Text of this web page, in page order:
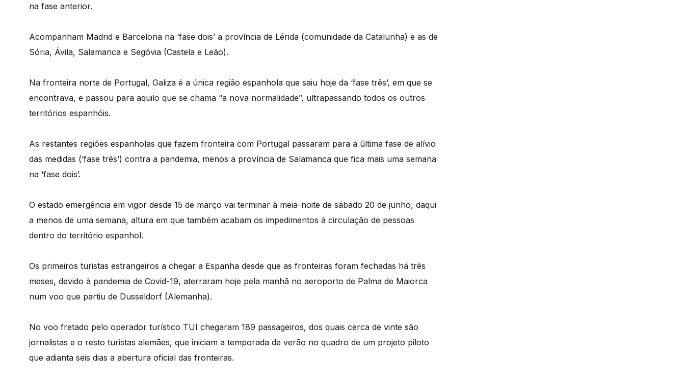
na fase anterior.
Acompanham Madrid e Barcelona na ‘fase dois’ a província de Lérida (comunidade da Catalunha) e as de
Sória, Ávila, Salamanca e Segóvia (Castela e Leão).
Na fronteira norte de Portugal, Galiza é a única região espanhola que saiu hoje da ‘fase três’, em que se
encontrava, e passou para aquilo que se chama “a nova normalidade”, ultrapassando todos os outros
territórios espanhóis.
As restantes regiões espanholas que fazem fronteira com Portugal passaram para a última fase de alívio
das medidas (‘fase três’) contra a pandemia, menos a província de Salamanca que fica mais uma semana
na ‘fase dois’.
O estado emergência em vigor desde 15 de março vai terminar à meia-noite de sábado 20 de junho, daqui
a menos de uma semana, altura em que também acabam os impedimentos à circulação de pessoas
dentro do território espanhol.
Os primeiros turistas estrangeiros a chegar a Espanha desde que as fronteiras foram fechadas há três
meses, devido à pandemia de Covid-19, aterraram hoje pela manhã no aeroporto de Palma de Maiorca
num voo que partiu de Dusseldorf (Alemanha).
No voo fretado pelo operador turístico TUI chegaram 189 passageiros, dos quais cerca de vinte são
jornalistas e o resto turistas alemães, que iniciam a temporada de verão no quadro de um projeto piloto
que adianta seis dias a abertura oficial das fronteiras.